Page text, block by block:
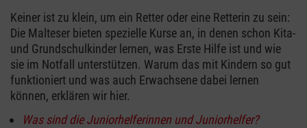
Keiner ist zu klein, um ein Retter oder eine Retterin zu sein:
Die Malteser bieten spezielle Kurse an, in denen schon Kita-
und Grundschulkinder lernen, was Erste Hilfe ist und wie
sie im Notfall unterstützen. Warum das mit Kindern so gut
funktioniert und was auch Erwachsene dabei lernen
können, erklären wir hier.
Was sind die Juniorhelferinnen und Juniorhelfer?